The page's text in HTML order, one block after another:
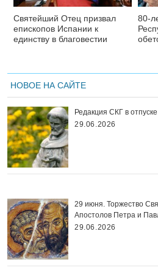
Святейший Отец призвал
епископов Испании к
единству в благовестии
80-
НОВОЕ НА САЙТЕ
Редакция СКГ в отпуске
29.06.2026
29 июня. Торжество
Апостолов Петра и
29.06.2026